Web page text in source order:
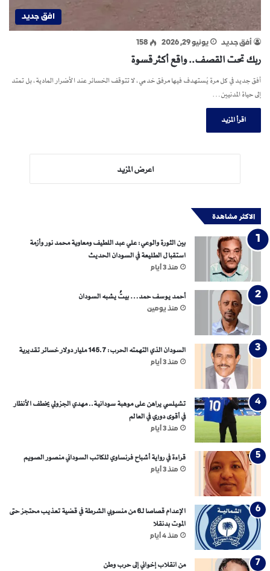
افق جديد
أفق جديد يونيو 29, 2026 158
ربك تحت القصف.. واقع أكثر قسوة
أفق جديد في كل مرة يُستهدف فيها مرفق خدمي، لا تتوقف الخسائر عند الأضرار المادية، بل تمتد
إلى حياة المدنيين…
اقرأ المزيد
اعرض المزيد
الاكثر مشاهدة
بين الثورة والوعي: علي عبد اللطيف ومعاوية محمد نور وأزمة
استقبال الطليعة في السودان الحديث
منذ 3 أيام
أحمد يوسف حمد… بيتٌ يشبه السودان
منذ يومين
السودان الذي التهمته الحرب: 145.7 مليار دولار خسائر تقديرية
منذ 3 أيام
تشيلسي يراهن على موهبة سودانية.. مهدي الجزولي يخطف الأنظار
في أقوى دوري في العالم
منذ 3 أيام
قراءة في رواية أشباح فرنساوي للكاتب السوداني منصور الصويم
منذ 3 أيام
الإعدام قصاصا لـ6 من منسوبي الشرطة في قضية تعذيب محتجز حتى
الموت بدنقلا
منذ 4 أيام
من انقلاب إخواني إلى حرب وطن